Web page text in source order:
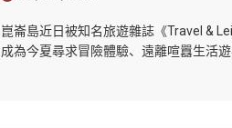
崑崙島近日被知名旅遊雜誌《Travel &
成為今夏尋求冒險體驗、遠離喧囂生活遊